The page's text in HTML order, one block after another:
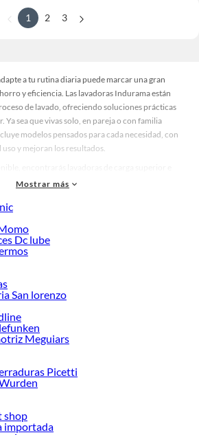
1 2 3
a tu rutina diaria puede marcar una gran
y eficiencia. Las lavadoras Indurama están
de lavado, ofreciendo soluciones prácticas
Ya sea que vivas solo, en pareja o con familia
modelos pensados para cada necesidad, con
y mejoran los resultados.
blanco y gris, y acabados modernos que
que permite un manejo sencillo sin perder
con diferentes capacidades, ideales tanto para
quienes lavan grandes volúmenes de ropa con
considerar el tamaño del espacio
que se lava regularmente y el tipo de funciones
modelos priorizan el ahorro de agua y energía,
silenciosos. Esta variedad te permite comparar y
asegurando que el producto se ajuste a tu estilo
mejor a ti y conoce más sobre sus beneficios
disponibles.
Mostrar más
Dc lube
San lorenzo
Meguiars
Picetti
shop
importada